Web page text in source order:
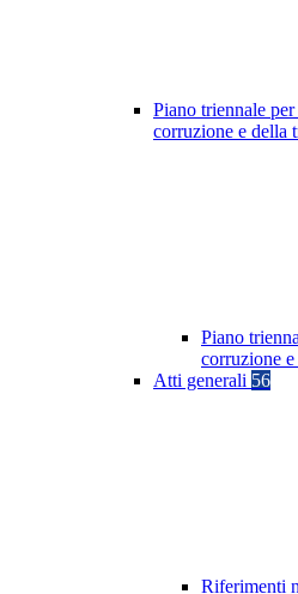
Piano triennale
corruzione e della
Piano
corruzione
Atti generali 56
Riferimenti